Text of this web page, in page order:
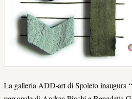
La galleria ADD-art di Spoleto inaugura